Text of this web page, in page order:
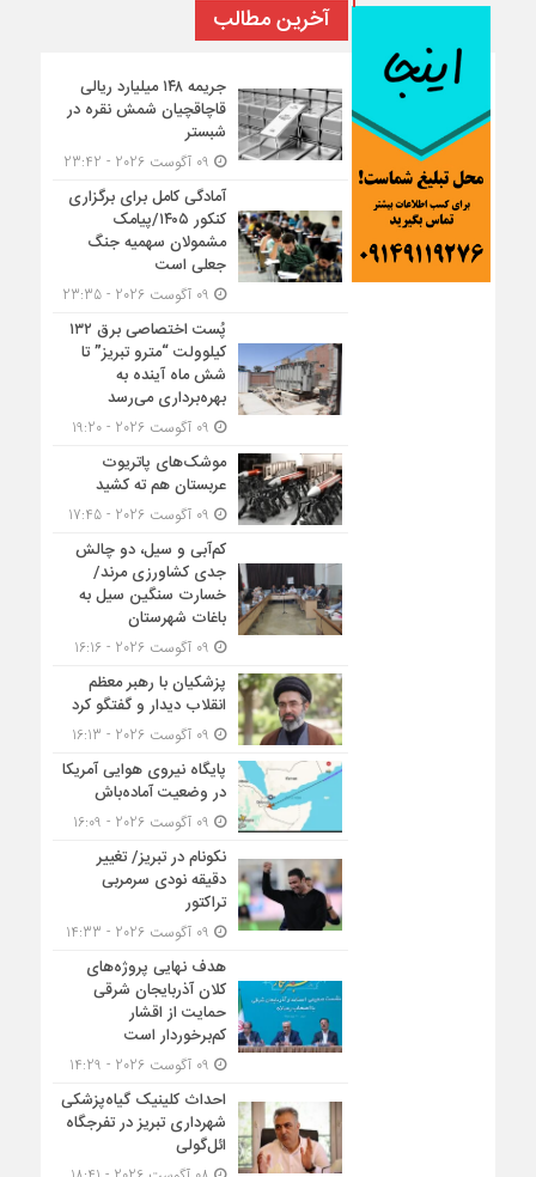
آخرین مطالب
جریمه ۱۴۸ میلیارد ریالی
قاچاقچیان شمش نقره در
شبستر
آمادگی کامل برای برگزاری
کنکور ۱۴۰۵/پیامک
مشمولان سهمیه جنگ
جعلی است
پُست اختصاصی برق ۱۳۲
کیلوولت “مترو تبریز” تا
شش ماه آینده به
بهره‌برداری می‌رسد
موشک‌های پاتریوت
عربستان هم ته‌ کشید
کم‌آبی و سیل، دو چالش
جدی کشاورزی مرند/
خسارت سنگین سیل به
باغات شهرستان
پزشکیان با رهبر معظم
انقلاب دیدار و گفتگو کرد
پایگاه نیروی هوایی آمریکا
در وضعیت آماده‌باش
نکونام در تبریز/ تغییر
دقیقه نودی سرمربی
تراکتور
هدف نهایی پروژه‌های
کلان آذربایجان شرقی
حمایت از اقشار
کم‌برخوردار است
احداث کلینیک گیاه‌پزشکی
شهرداری تبریز در تفرجگاه
ائل‌گولی